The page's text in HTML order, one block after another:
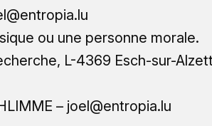
ou une personne morale.
L-4369 Esch-sur-
– joel@entropia.lu